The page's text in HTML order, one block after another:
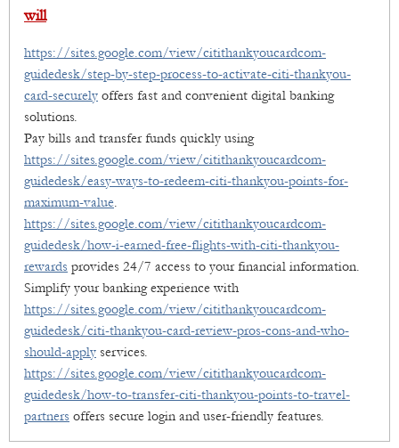
will
https://sites.google.com/view/citithankyoucardcom-
guidedesk/step-by-step-process-to-activate-citi-thankyou-
card-securely offers fast and convenient digital banking
solutions.
Pay bills and transfer funds quickly using
https://sites.google.com/view/citithankyoucardcom-
guidedesk/easy-ways-to-redeem-citi-thankyou-points-for-
maximum-value.
https://sites.google.com/view/citithankyoucardcom-
guidedesk/how-i-earned-free-flights-with-citi-thankyou-
rewards provides 24/7 access to your financial information.
Simplify your banking experience with
https://sites.google.com/view/citithankyoucardcom-
guidedesk/citi-thankyou-card-review-pros-cons-and-who-
should-apply services.
https://sites.google.com/view/citithankyoucardcom-
guidedesk/how-to-transfer-citi-thankyou-points-to-travel-
partners offers secure login and user-friendly features.